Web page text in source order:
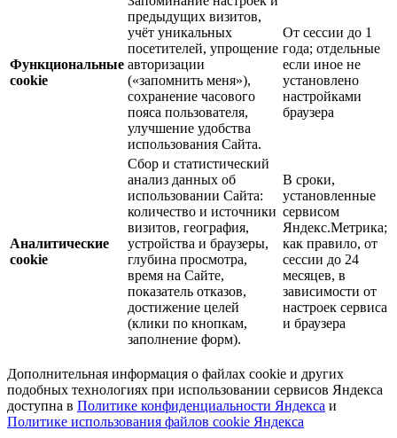
Функциональные
cookie
предыдущих визитов,
учёт уникальных
посетителей, упрощение
авторизации
(«запомнить меня»),
сохранение часового
пояса пользователя,
улучшение удобства
использования Сайта.
От сессии до 1
года; отдельные
если иное не
установлено
настройками
браузера
Аналитические
cookie
Сбор и статистический
анализ данных об
использовании Сайта:
количество и источники
визитов, география,
устройства и браузеры,
глубина просмотра,
время на Сайте,
показатель отказов,
достижение целей
(клики по кнопкам,
заполнение форм).
В сроки,
установленные
сервисом
Яндекс.Метрика;
как правило, от
сессии до 24
месяцев, в
зависимости от
настроек сервиса
и браузера
Дополнительная информация о файлах cookie и других
подобных технологиях при использовании сервисов Яндекса
доступна в Политике конфиденциальности Яндекса и
Политике использования файлов cookie Яндекса